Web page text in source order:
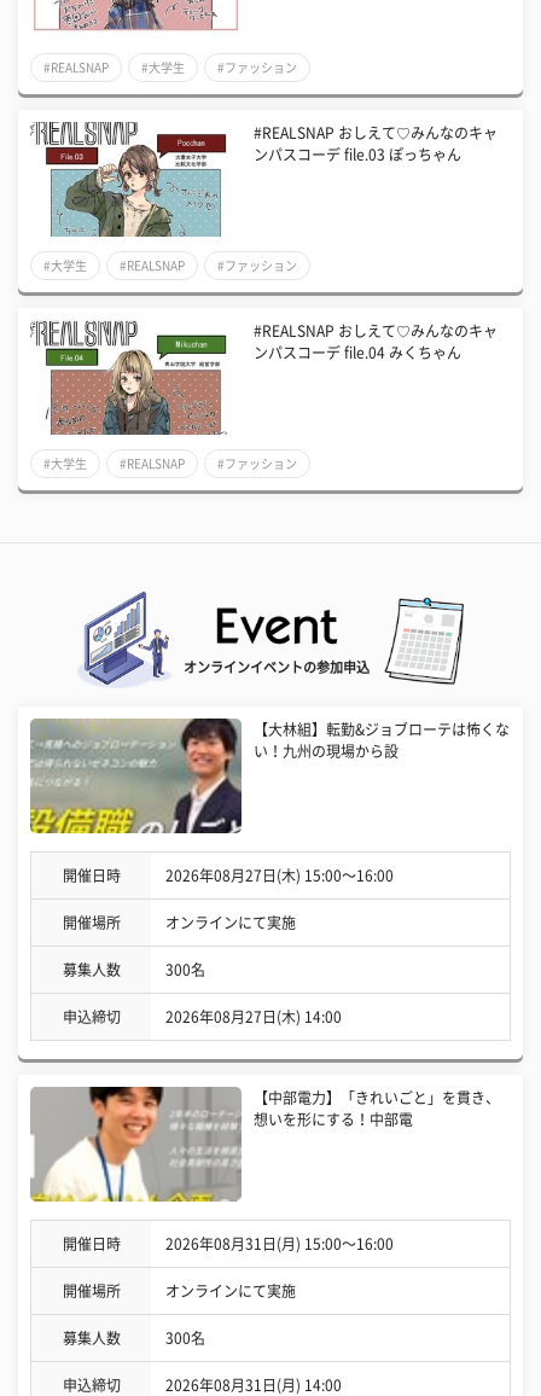
#REALSNAP #大学生 #ファッション
#REALSNAP おしえて♡みんなのキャ
ンパスコーデ file.03 ぽっちゃん
#大学生 #REALSNAP #ファッション
#REALSNAP おしえて♡みんなのキャ
ンパスコーデ file.04 みくちゃん
#大学生 #REALSNAP #ファッション
オンラインイベントの参加申込
【大林組】転勤&ジョブローテは怖くな
い！九州の現場から設
開催日時 2026年08月27日(木) 15:00〜16:00
開催場所 オンラインにて実施
募集人数 300名
申込締切 2026年08月27日(木) 14:00
【中部電力】「きれいごと」を貫き、
想いを形にする！中部電
開催日時 2026年08月31日(月) 15:00〜16:00
開催場所 オンラインにて実施
募集人数 300名
申込締切 2026年08月31日(月) 14:00